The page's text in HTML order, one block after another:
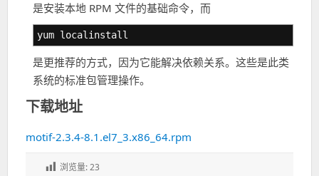
是安装本地 RPM 文件的基础命令，而
yum localinstall
是更推荐的方式，因为它能解决依赖关系。这些是此类
系统的标准包管理操作。
下载地址
motif-2.3.4-8.1.el7_3.x86_64.rpm
浏览量:23